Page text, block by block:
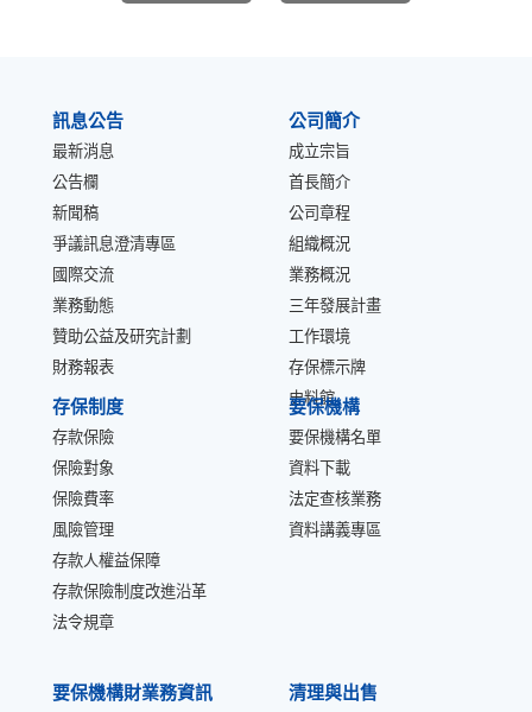
訊息公告
最新消息
公告欄
新聞稿
爭議訊息澄清專區
國際交流
業務動態
贊助公益及研究計劃
財務報表
公司簡介
成立宗旨
首長簡介
公司章程
組織概況
業務概況
三年發展計畫
工作環境
存保標示牌
史料館
存保制度
存款保險
保險對象
保險費率
風險管理
存款人權益保障
存款保險制度改進沿革
法令規章
要保機構
要保機構名單
資料下載
法定查核業務
資料講義專區
要保機構財業務資訊 清理與出售